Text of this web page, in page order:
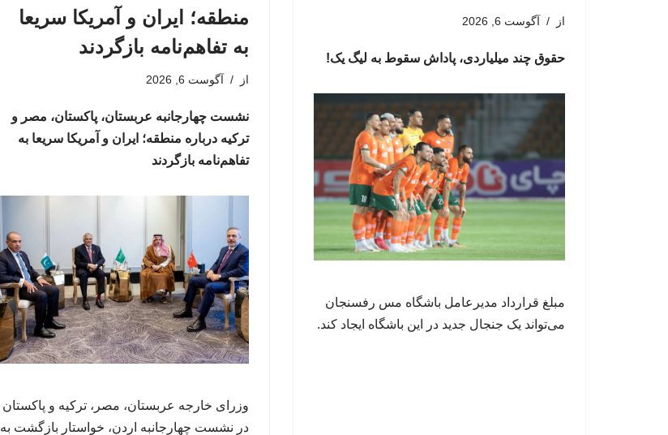
از آگوست 6, 2026
حقوق چند میلیاردی، پاداش سقوط به لیگ یک!
مبلغ قرارداد مدیرعامل باشگاه مس رفسنجان
می‌تواند یک جنجال جدید در این باشگاه ایجاد کند.
منطقه؛ ایران و آمریکا سریعا
به تفاهم‌نامه بازگردند
از آگوست 6, 2026
نشست چهارجانبه عربستان، پاکستان، مصر و
ترکیه درباره منطقه؛ ایران و آمریکا سریعا به
تفاهم‌نامه بازگردند
وزرای خارجه عربستان، مصر، ترکیه و پاکستان
در نشست چهارجانبه اردن، خواستار بازگشت به